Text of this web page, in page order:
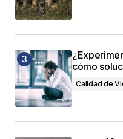
cómo
Calidad de